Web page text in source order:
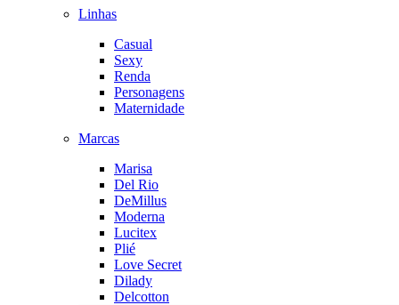
Linhas
Casual
Sexy
Renda
Personagens
Maternidade
Marcas
Marisa
Del Rio
DeMillus
Moderna
Lucitex
Plié
Love Secret
Dilady
Delcotton